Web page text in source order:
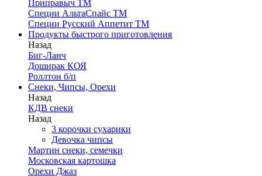
Приправыч ТМ
Специи АльтаСпайс ТМ
Специи Русский Аппетит ТМ
Продукты быстрого приготовления
Назад
Биг-Ланч
Доширак КОЯ
Роллтон б/п
Снеки, Чипсы, Орехи
Назад
КДВ снеки
Назад
3 корочки сухарики
Девочка чипсы
Мартин снеки, семечки
Московская картошка
Орехи Джаз